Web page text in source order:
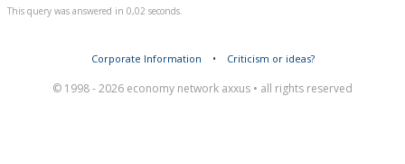
This query was answered in 0,02 seconds.
Corporate Information • Criticism or ideas?
© 1998 - 2026 economy network axxus • all rights reserved